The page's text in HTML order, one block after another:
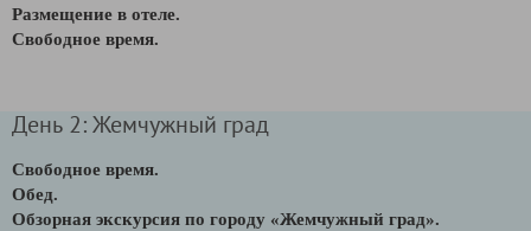
Размещение в отеле.
Свободное время.
День 2: Жемчужный град
Свободное время.
Обед.
Обзорная экскурсия по городу «Жемчужный град».